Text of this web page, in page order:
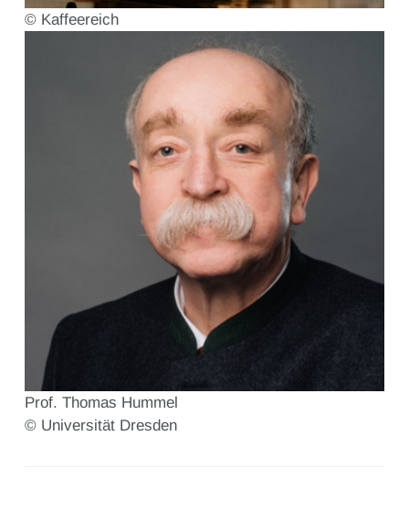
© Kaffeereich
Prof. Thomas Hummel
© Universität Dresden